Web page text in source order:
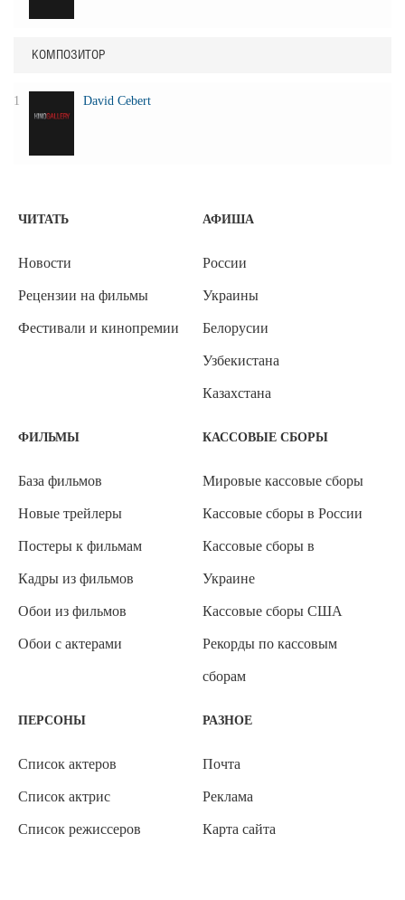
КОМПОЗИТОР
1 David Cebert
ЧИТАТЬ
Новости
Рецензии на фильмы
Фестивали и кинопремии
АФИША
России
Украины
Белорусии
Узбекистана
Казахстана
ФИЛЬМЫ
База фильмов
Новые трейлеры
Постеры к фильмам
Кадры из фильмов
Обои из фильмов
Обои с актерами
КАССОВЫЕ СБОРЫ
Мировые кассовые сборы
Кассовые сборы в России
Кассовые сборы в
Украине
Кассовые сборы США
Рекорды по кассовым
сборам
ПЕРСОНЫ
Список актеров
Список актрис
Список режиссеров
РАЗНОЕ
Почта
Реклама
Карта сайта